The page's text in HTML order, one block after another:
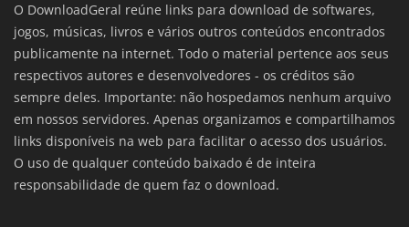
O DownloadGeral reúne links para download de softwares,
jogos, músicas, livros e vários outros conteúdos encontrados
publicamente na internet. Todo o material pertence aos seus
respectivos autores e desenvolvedores - os créditos são
sempre deles. Importante: não hospedamos nenhum arquivo
em nossos servidores. Apenas organizamos e compartilhamos
links disponíveis na web para facilitar o acesso dos usuários.
O uso de qualquer conteúdo baixado é de inteira
responsabilidade de quem faz o download.